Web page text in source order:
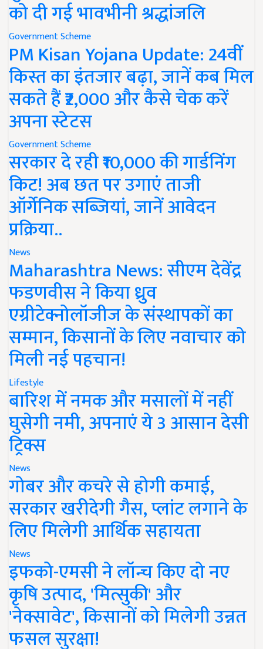
को दी गई भावभीनी श्रद्धांजलि
Government Scheme
PM Kisan Yojana Update: 24वीं
किस्त का इंतजार बढ़ा, जानें कब मिल
सकते हैं ₹2,000 और कैसे चेक करें
अपना स्टेटस
Government Scheme
सरकार दे रही ₹10,000 की गार्डनिंग
किट! अब छत पर उगाएं ताजी
ऑर्गेनिक सब्जियां, जानें आवेदन
प्रक्रिया..
News
Maharashtra News: सीएम देवेंद्र
फडणवीस ने किया ध्रुव
एग्रीटेक्नोलॉजीज के संस्थापकों का
सम्मान, किसानों के लिए नवाचार को
मिली नई पहचान!
Lifestyle
बारिश में नमक और मसालों में नहीं
घुसेगी नमी, अपनाएं ये 3 आसान देसी
ट्रिक्स
News
गोबर और कचरे से होगी कमाई,
सरकार खरीदेगी गैस, प्लांट लगाने के
लिए मिलेगी आर्थिक सहायता
News
इफको-एमसी ने लॉन्च किए दो नए
कृषि उत्पाद, 'मित्सुकी' और
'नेक्सावेट', किसानों को मिलेगी उन्नत
फसल सुरक्षा!